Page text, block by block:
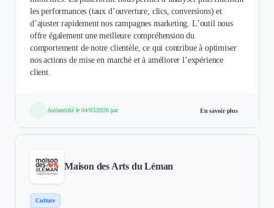
les performances (taux d’ouverture, clics, conversions) et
d’ajuster rapidement nos campagnes marketing. L’outil nous
offre également une meilleure compréhension du
comportement de notre clientèle, ce qui contribue à optimiser
nos actions de mise en marché et à améliorer l’expérience
client.
Authentifié le 04/03/2026 par En savoir plus
Maison des Arts du Léman
Culture